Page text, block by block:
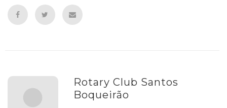
Rotary Club Santos
Boqueirão